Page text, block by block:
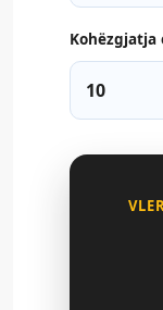
Kohëzgjatja